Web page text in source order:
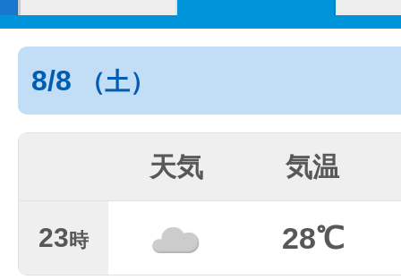
8/8 （土）
天気 気温
23時 28℃